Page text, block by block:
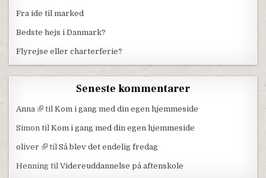
Fra ide til marked
Bedste hejs i Danmark?
Flyrejse eller charterferie?
Seneste kommentarer
Anna tilKom i gang med din egen hjemmeside
Simon tilKom i gang med din egen hjemmeside
oliver tilSå blev det endelig fredag
Henning tilVidereuddannelse på aftenskole